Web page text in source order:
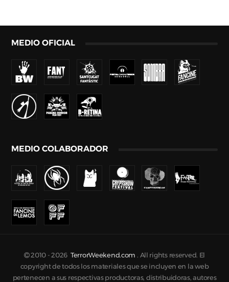
MEDIO OFICIAL
MEDIO COLABORADOR
2010 -2026 TerrorWeekend.com . All rights reserved. El
copyright de todos los materiales que se incluyen en la web
pertenecen a sus respectivas productoras, distribuidoras, autores